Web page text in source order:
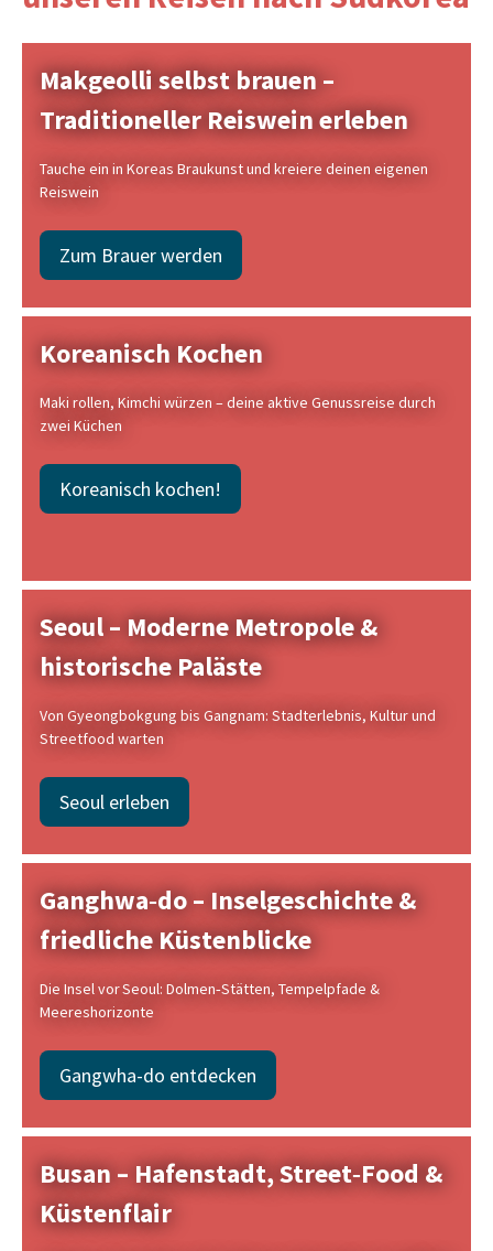
Makgeolli selbst brauen –
Traditioneller Reiswein erleben
Tauche ein in Koreas Braukunst und kreiere deinen eigenen
Reiswein
Zum Brauer werden
Koreanisch Kochen
Maki rollen, Kimchi würzen – deine aktive Genussreise durch
zwei Küchen
Koreanisch kochen!
Seoul – Moderne Metropole &
historische Paläste
Von Gyeongbokgung bis Gangnam: Stadterlebnis, Kultur und
Streetfood warten
Seoul erleben
Ganghwa‑do – Inselgeschichte &
friedliche Küstenblicke
Die Insel vor Seoul: Dolmen‑Stätten, Tempelpfade &
Meereshorizonte
Gangwha-do entdecken
Busan – Hafenstadt, Street‑Food &
Küstenflair